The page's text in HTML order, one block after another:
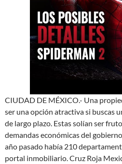
CIUDAD DE MÉXICO.- Una
ser una opción atractiva si buscas
de largo plazo. Estas solían ser
demandas económicas del
año pasado había 210
portal inmobiliario. Cruz Roja